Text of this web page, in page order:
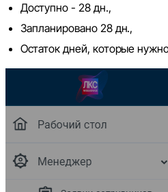
Доступно - 28 дн.,
Запланировано 28 дн.,
Остаток дней, которые